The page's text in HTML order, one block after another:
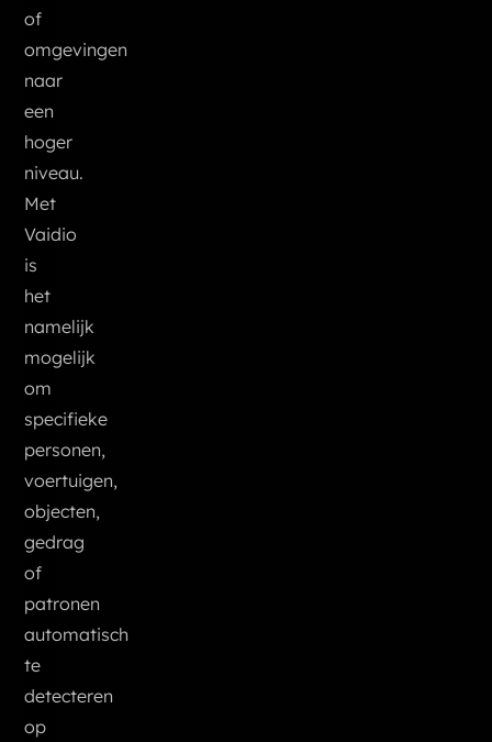
of
omgevingen
naar
een
hoger
niveau.
Met
Vaidio
is
het
namelijk
mogelijk
om
specifieke
personen,
voertuigen,
objecten,
gedrag
of
patronen
automatisch
te
detecteren
op